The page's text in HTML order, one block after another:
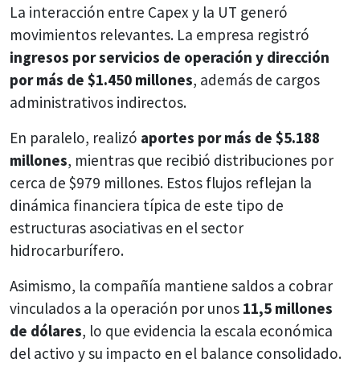
La interacción entre Capex y la UT generó
movimientos relevantes. La empresa registró
ingresos por servicios de operación y dirección
por más de $1.450 millones, además de cargos
administrativos indirectos.
En paralelo, realizó aportes por más de $5.188
millones, mientras que recibió distribuciones por
cerca de $979 millones. Estos flujos reflejan la
dinámica financiera típica de este tipo de
estructuras asociativas en el sector
hidrocarburífero.
Asimismo, la compañía mantiene saldos a cobrar
vinculados a la operación por unos 11,5 millones
de dólares, lo que evidencia la escala económica
del activo y su impacto en el balance consolidado.